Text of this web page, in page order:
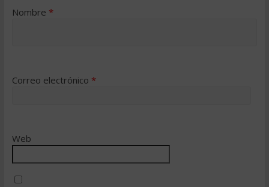
Nombre *
Correo electrónico *
Web